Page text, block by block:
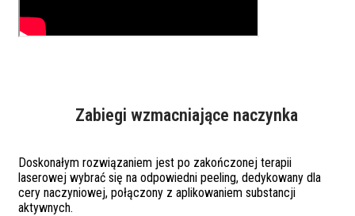
Zabiegi wzmacniające naczynka
Doskonałym rozwiązaniem jest po zakończonej terapii
laserowej wybrać się na odpowiedni peeling, dedykowany dla
cery naczyniowej, połączony z aplikowaniem substancji
aktywnych.